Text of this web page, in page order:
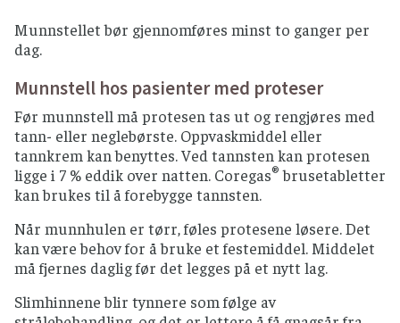
Munnstellet bør gjennomføres minst to ganger per
dag.
Munnstell hos pasienter med proteser
Før munnstell må protesen tas ut og rengjøres med
tann- eller neglebørste. Oppvaskmiddel eller
tannkrem kan benyttes. Ved tannsten kan protesen
ligge i 7 % eddik over natten. Coregas® brusetabletter
kan brukes til å forebygge tannsten.
Når munnhulen er tørr, føles protesene løsere. Det
kan være behov for å bruke et festemiddel. Middelet
må fjernes daglig før det legges på et nytt lag.
Slimhinnene blir tynnere som følge av